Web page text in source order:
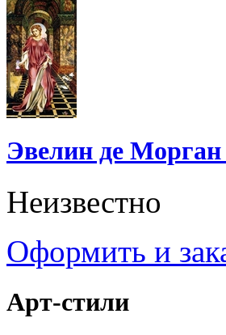
Эвелин де
Неизвестно
Оформить и
Арт-стили